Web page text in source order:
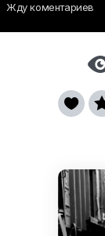
Жду коментариев
